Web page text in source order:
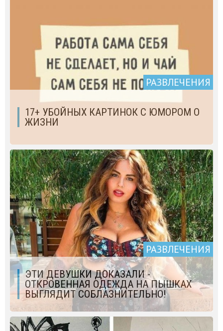
РАЗВЛЕЧЕНИЯ
17+ УБОЙНЫХ КАРТИНОК С ЮМОРОМ О
ЖИЗНИ
РАЗВЛЕЧЕНИЯ
ЭТИ ДЕВУШКИ ДОКАЗАЛИ -
ОТКРОВЕННАЯ ОДЕЖДА НА ПЫШКАХ
ВЫГЛЯДИТ СОБЛАЗНИТЕЛЬНО!